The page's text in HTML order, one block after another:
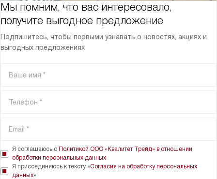
Мы помним, что вас интересовало,
получите выгодное предложение
Подпишитесь, чтобы первыми узнавать о новостях, акциях и
выгодных предложениях
Я соглашаюсь с Политикой ООО «Квалитет Трейд» в отношении
обработки персональных данных
Я присоединяюсь к тексту «Согласия на обработку персональных
данных»